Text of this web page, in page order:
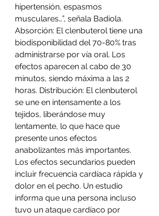
hipertensión, espasmos
musculares…”, señala Badiola.
Absorción: El clenbuterol tiene una
biodisponibilidad del 70-80% tras
administrarse por vía oral. Los
efectos aparecen al cabo de 30
minutos, siendo máxima a las 2
horas. Distribución: El clenbuterol
se une en intensamente a los
tejidos, liberándose muy
lentamente, lo que hace que
presente unos efectos
anabolizantes más importantes.
Los efectos secundarios pueden
incluir frecuencia cardíaca rápida y
dolor en el pecho. Un estudio
informa que una persona incluso
tuvo un ataque cardíaco por